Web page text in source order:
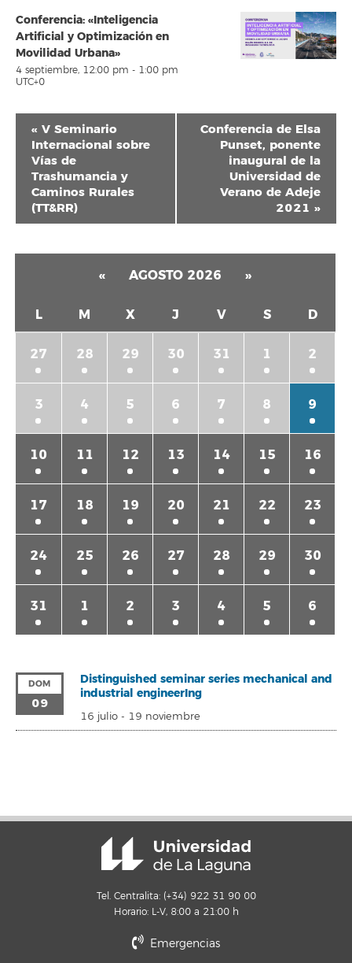
Conferencia: «Inteligencia
Artificial y Optimización en
Movilidad Urbana»
4 septiembre, 12:00 pm - 1:00 pm
UTC+0
Navegación
del
Evento
« V Seminario
Internacional sobre
Vías de
Trashumancia y
Caminos Rurales
(TT&RR)
Conferencia de Elsa
Punset, ponente
inaugural de la
Universidad de
Verano de Adeje
2021 »
« AGOSTO 2026 »
L M X J V S D
27 28 29 30 31 1 2
3 4 5 6 7 8 9
10 11 12 13 14 15 16
17 18 19 20 21 22 23
24 25 26 27 28 29 30
31 1 2 3 4 5 6
DOM
09
Distinguished seminar series mechanical and
industrial engineerIng
16 julio- 19 noviembre
Tel. Centralita: (+34) 922 31 90 00
Horario: L-V, 8:00 a 21:00 h
Emergencias